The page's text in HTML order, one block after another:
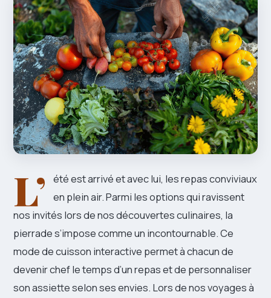
L’
été est arrivé et avec lui, les repas conviviaux
en plein air. Parmi les options qui ravissent
nos invités lors de nos découvertes culinaires, la
pierrade s’impose comme un incontournable. Ce
mode de cuisson interactive permet à chacun de
devenir chef le temps d’un repas et de personnaliser
son assiette selon ses envies. Lors de nos voyages à